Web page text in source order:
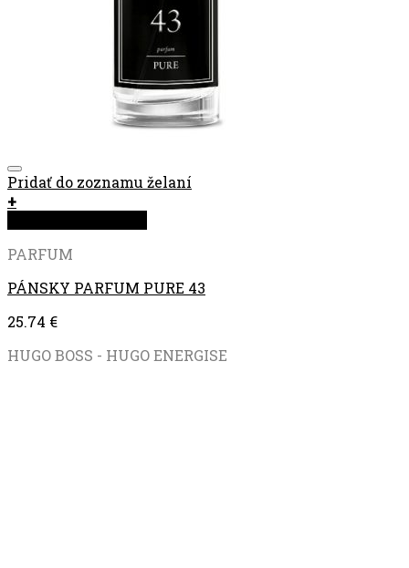
Pridať do zoznamu želaní
+
PARFUM
PÁNSKY PARFUM PURE 43
25.74 €
HUGO BOSS - HUGO ENERGISE